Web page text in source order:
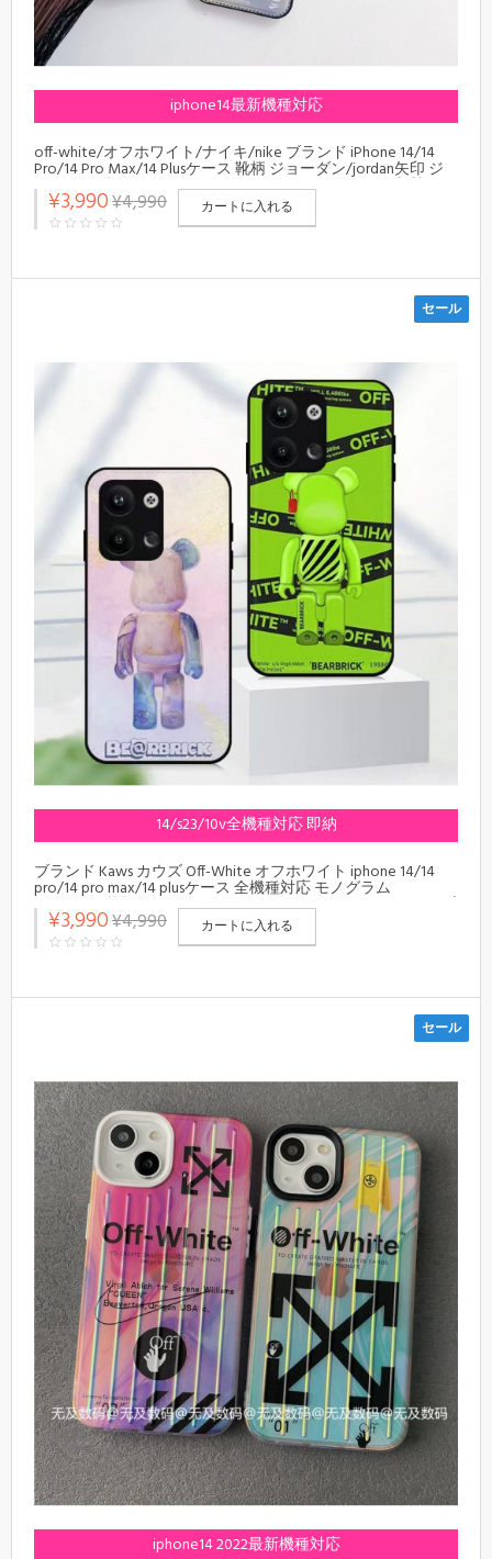
iphone14最新機種対応
off-white/オフホワイト/ナイキ/nike ブランド iPhone 14/14
Pro/14 Pro Max/14 Plusケース 靴柄 ジョーダン/jordan矢印 ジ
ャケット型 スポッツ風 アイフォン14/13/12/11カバー 上質 メン
ズ レディース
¥3,990¥4,990 カートに入れる
セール
14/s23/10v全機種対応 即納
ブランド Kaws カウズ Off-White オフホワイト iphone 14/14
pro/14 pro max/14 plusケース 全機種対応 モノグラム
Be@rbrick 熊柄 Galaxy s23/s23+/s23 ultra/note20カバー シンプ
ル xperia ace iv/5 iv/10 v/1 vカバー メンズ レディーズ
¥3,990¥4,990 カートに入れる
セール
iphone14 2022最新機種対応